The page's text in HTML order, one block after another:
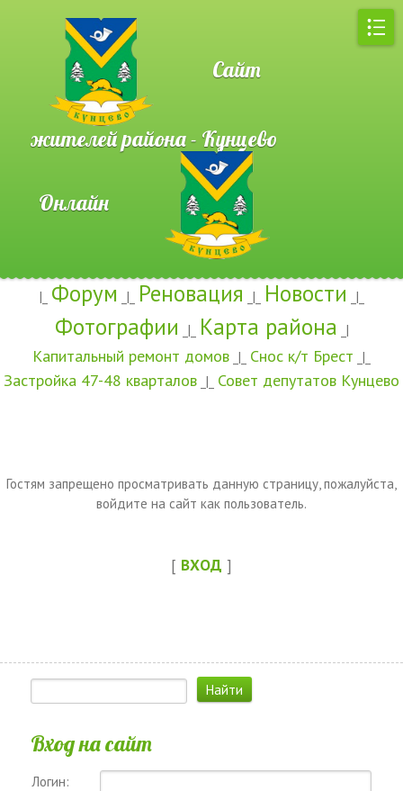
Сайт
жителей района - Кунцево
Онлайн
|_ Форум _|_ Реновация _|_ Новости _|_
Фотографии _|_ Карта района _|
Капитальный ремонт домов _|_ Снос к/т Брест _|_
Застройка 47-48 кварталов _|_ Совет депутатов Кунцево
Гостям запрещено просматривать данную страницу, пожалуйста,
войдите на сайт как пользователь.
[ ВХОД ]
Вход на сайт
Логин: